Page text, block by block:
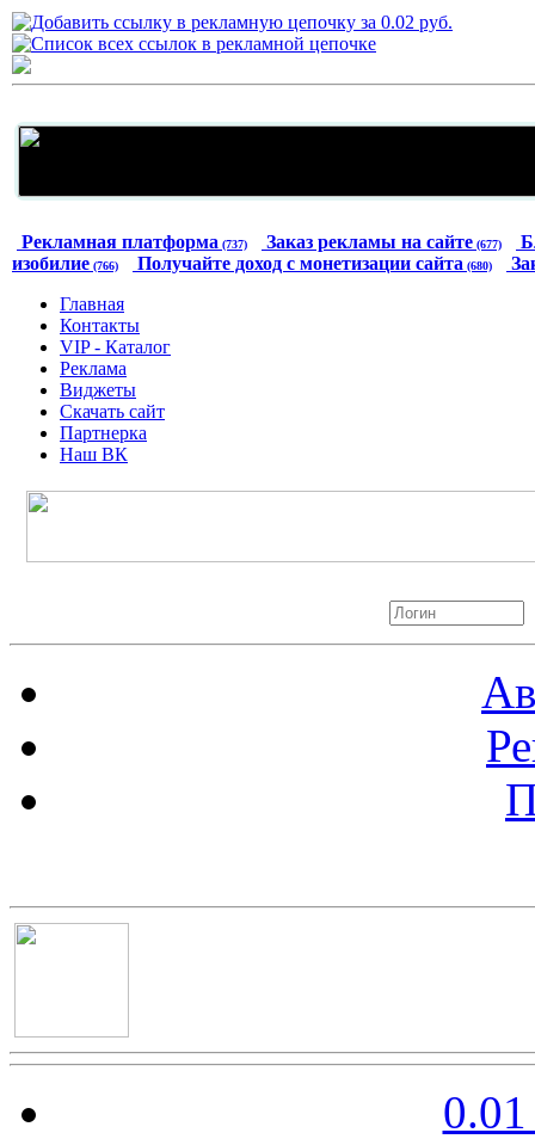
Рекламная платформа (737) Заказ рекламы на сайте (677)
изобилие (766) Получайте доход с монетизации сайта (680)
Главная
Контакты
VIP - Каталог
Реклама
Виджеты
Скачать сайт
Партнерка
Наш ВК